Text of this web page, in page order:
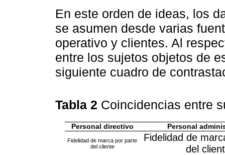
En este orden de ideas, los
se asumen desde varias
operativo y clientes. Al
entre los sujetos objetos de
siguiente cuadro de
Tabla 2 Coincidencias entre
Personal directivo Personal
Fidelidad de marca por parte
del cliente
Fidelidad de
del